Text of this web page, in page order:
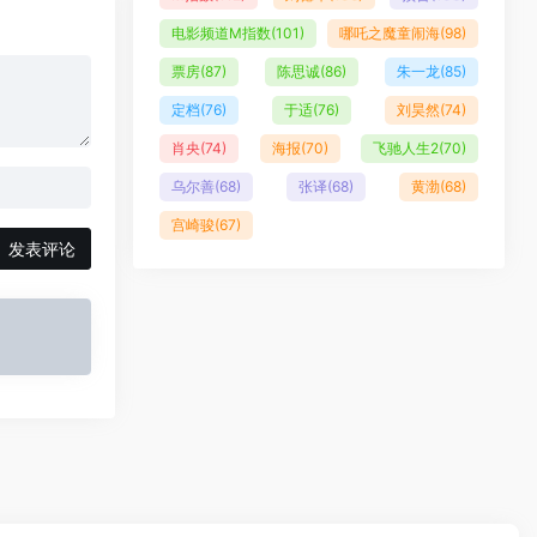
发表评论
电影频道M指数(101) 哪吒之魔童闹海(98)
票房(87) 陈思诚(86) 朱一龙(85)
定档(76) 于适(76) 刘昊然(74)
肖央(74) 海报(70) 飞驰人生2(70)
乌尔善(68) 张译(68) 黄渤(68)
宫崎骏(67)